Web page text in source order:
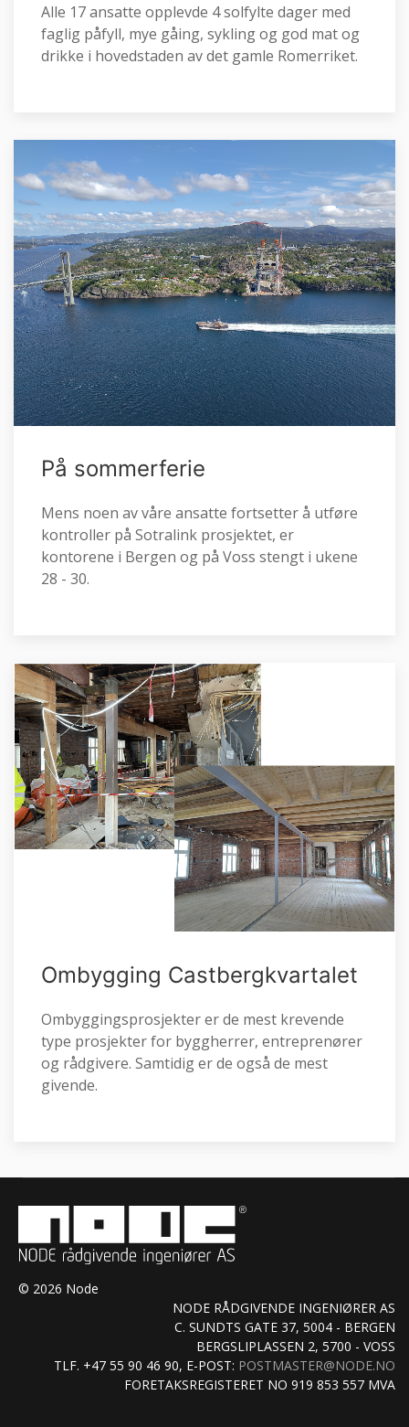
Alle 17 ansatte opplevde 4 solfylte dager med
faglig påfyll, mye gåing, sykling og god mat og
drikke i hovedstaden av det gamle Romerriket.
På sommerferie
Mens noen av våre ansatte fortsetter å utføre
kontroller på Sotralink prosjektet, er
kontorene i Bergen og på Voss stengt i ukene
28 - 30.
Ombygging Castbergkvartalet
Ombyggingsprosjekter er de mest krevende
type prosjekter for byggherrer, entreprenører
og rådgivere. Samtidig er de også de mest
givende.
© 2026 Node
NODE RÅDGIVENDE INGENIØRER AS
C. SUNDTS GATE 37, 5004 - BERGEN
BERGSLIPLASSEN 2, 5700 - VOSS
TLF. +47 55 90 46 90, E-POST: POSTMASTER@NODE.NO
FORETAKSREGISTERET NO 919 853 557 MVA